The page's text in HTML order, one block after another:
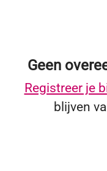
Geen
Registreer je
blijven